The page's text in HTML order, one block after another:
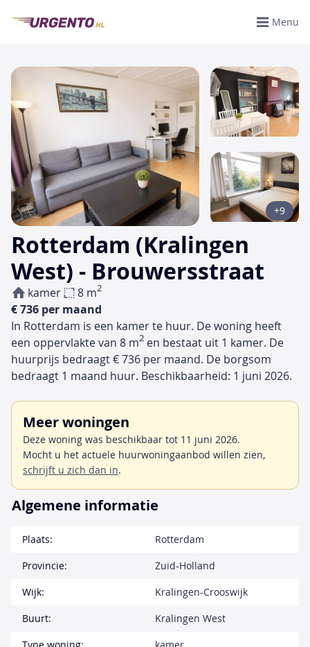
Menu
Rotterdam (Kralingen
West) - Brouwersstraat
kamer 8 m2
€ 736 per maand
+9
In Rotterdam is een kamer te huur. De woning heeft
een oppervlakte van 8 m2 en bestaat uit 1 kamer. De
huurprijs bedraagt € 736 per maand. De borgsom
bedraagt 1 maand huur. Beschikbaarheid: 1 juni 2026.
Meer woningen
Deze woning was beschikbaar tot 11 juni 2026.
Mocht u het actuele huurwoningaanbod willen zien,
schrijft u zich dan in.
Algemene informatie
Plaats:
Rotterdam
Provincie:
Zuid-Holland
Wijk:
Kralingen-Crooswijk
Buurt:
Kralingen West
Type woning:
kamer